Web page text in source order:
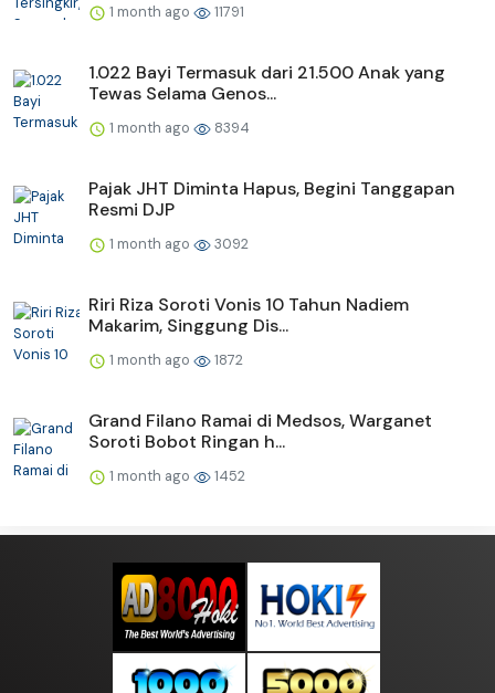
1 month ago 11791
1.022 Bayi Termasuk dari 21.500 Anak yang
Tewas Selama Genos...
1 month ago 8394
Pajak JHT Diminta Hapus, Begini Tanggapan
Resmi DJP
1 month ago 3092
Riri Riza Soroti Vonis 10 Tahun Nadiem
Makarim, Singgung Dis...
1 month ago 1872
Grand Filano Ramai di Medsos, Warganet
Soroti Bobot Ringan h...
1 month ago 1452